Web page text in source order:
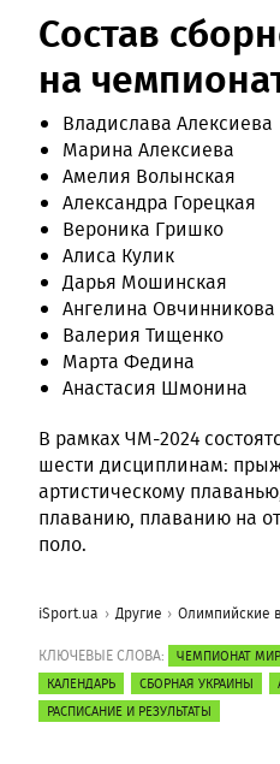
Состав
на
Владислава Алексиева
Марина Алексиева
Амелия Волынская
Александра Горецкая
Вероника Гришко
Алиса Кулик
Дарья Мошинская
Ангелина Овчинникова
Валерия Тищенко
Марта Федина
Анастасия Шмонина
В рамках ЧМ-2024
шести дисциплинам:
артистическому
плаванию, плаванию на
поло.
iSport.ua Другие Олимпийские
КЛЮЧЕВЫЕ СЛОВА:
ЧЕМПИОНАТ
КАЛЕНДАРЬ
СБОРНАЯ УКРАИНЫ
РАСПИСАНИЕ И РЕЗУЛЬТАТЫ